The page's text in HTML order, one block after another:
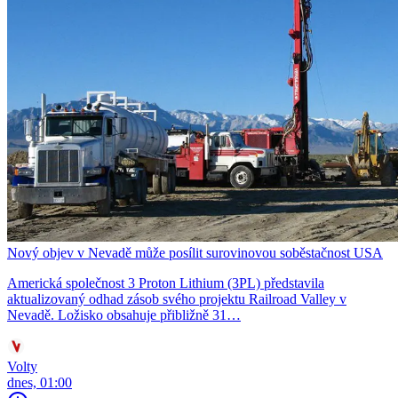
Nový objev v Nevadě může posílit surovinovou soběstačnost USA
Americká společnost 3 Proton Lithium (3PL) představila
aktualizovaný odhad zásob svého projektu Railroad Valley v
Nevadě. Ložisko obsahuje přibližně 31…
Volty
dnes, 01:00